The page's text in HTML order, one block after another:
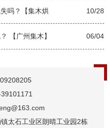
吗？【集木烘 10/28
【广州集木】 06/04
太石工业区朗晴工业园2栋